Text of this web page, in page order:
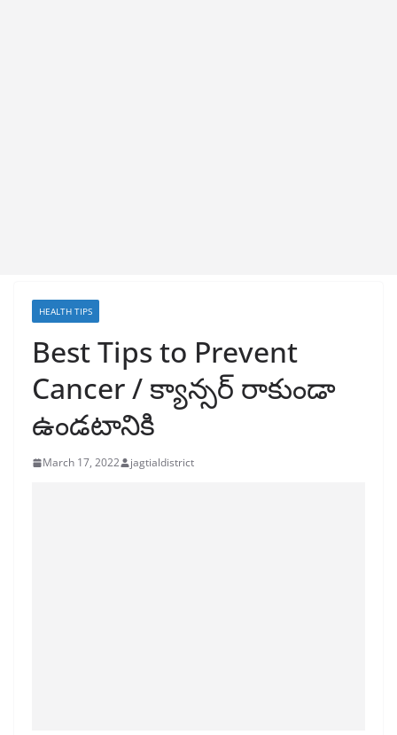
HEALTH TIPS
Best Tips to Prevent
Cancer / క్యాన్సర్ రాకుండా
ఉండటానికి
March 17, 2022 jagtialdistrict